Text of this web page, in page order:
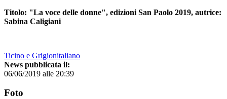
Titolo: "La voce delle donne", edizioni San Paolo 2019, autrice:
Sabina Caligiani
Ticino e Grigionitaliano
News pubblicata il:
06/06/2019 alle 20:39
Foto